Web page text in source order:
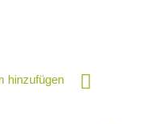
hinzufügen